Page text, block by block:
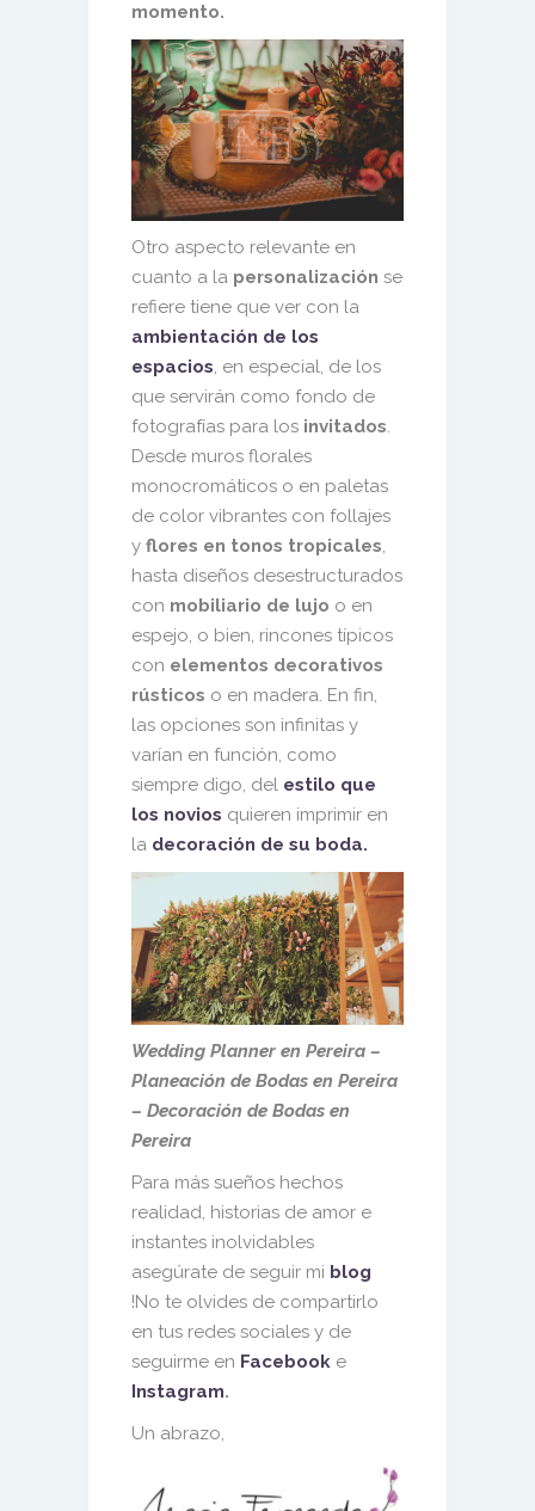
momento.
Otro aspecto relevante en
cuanto a la personalización se
refiere tiene que ver con la
ambientación de los
espacios, en especial, de los
que servirán como fondo de
fotografías para los invitados.
Desde muros florales
monocromáticos o en paletas
de color vibrantes con follajes
y flores en tonos tropicales,
hasta diseños desestructurados
con mobiliario de lujo o en
espejo, o bien, rincones típicos
con elementos decorativos
rústicos o en madera. En fin,
las opciones son infinitas y
varían en función, como
siempre digo, del estilo que
los novios quieren imprimir en
la decoración de su boda.
Wedding Planner en Pereira –
Planeación de Bodas en Pereira
– Decoración de Bodas en
Pereira
Para más sueños hechos
realidad, historias de amor e
instantes inolvidables
asegúrate de seguir mi blog
!No te olvides de compartirlo
en tus redes sociales y de
seguirme en Facebook e
Instagram.
Un abrazo,